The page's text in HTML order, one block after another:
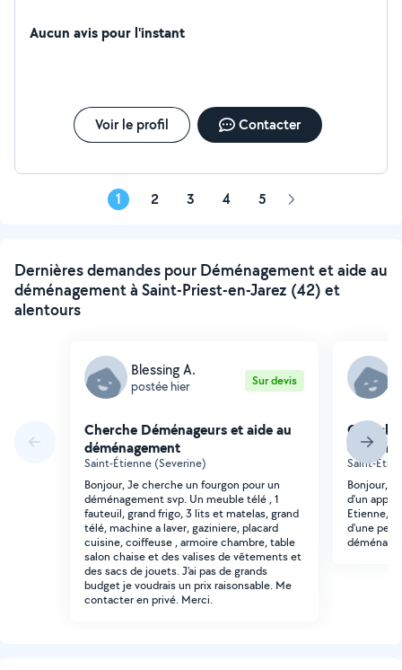
Aucun avis pour l'instant
Voir le profil Contacter
1 2 3 4 5 Page
Dernières demandes pour Déménagement et aide au
déménagement à Saint-Priest-en-Jarez (42) et
alentours
Blessing A.
postée hier Sur devis
Cherche Déménageurs et aide au
déménagement
Saint-Étienne (Severine)
Bonjour, Je cherche un fourgon pour un
déménagement svp. Un meuble télé , 1
fauteuil, grand frigo, 3 lits et matelas, grand
télé, machine a laver, gaziniere, placard
cuisine, coiffeuse , armoire chambre, table
salon chaise et des valises de vêtements et
des sacs de jouets. J'ai pas de grands
budget je voudrais un prix raisonsable. Me
contacter en privé. Merci.
Saint-
Bonjour,
d'un
Etienne, 2
d'une